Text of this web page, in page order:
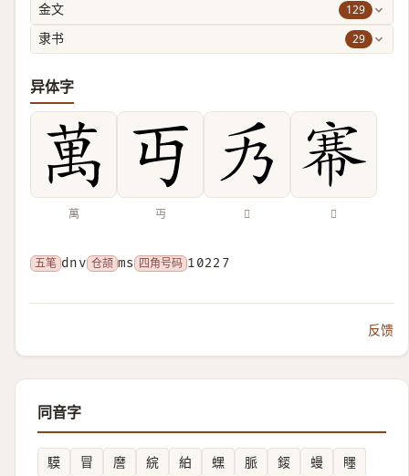
金文 129
隶书 29
异体字
萬 丏 𠂍 𢄏
五笔 dnv 仓颉 ms 四角号码 10227
反馈
同音字
䮬 冒 䜆 綄 絈 蟔 脈 錽 蟃
䁼